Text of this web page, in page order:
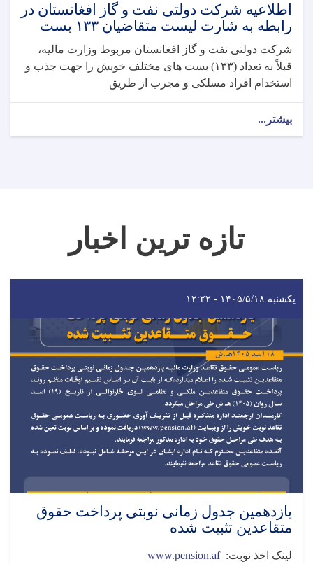
اطلاعیه شرکت دولتی نفت و گاز افغانستان در
رابطه به شارت لیست متقاضیان ۱۳۳ بست
شرکت دولتی نفت و گاز افغانستان مربوط وزارت مالیه،
قبلاً به تعداد (۱۳۳) بست های مختلف خویش را جهت جذب و
استخدام افراد مسلکی و مجرب از طریق
بیشتر...
تازه ترین اخبار
یکشنبه ۱۴۰۵/۵/۱۸ - ۱۲:۲۲
یازدهمین جدول زمانی نوبتی پرداخت حقوق
متقاعدین تثبیت شده
لینک اخذ نوبت: www.pension.af